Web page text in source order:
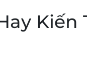
Kiến